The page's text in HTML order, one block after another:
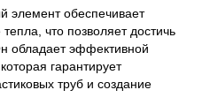
элемент обеспечивает
что позволяет достичь
обладает эффективной
гарантирует
труб и создание